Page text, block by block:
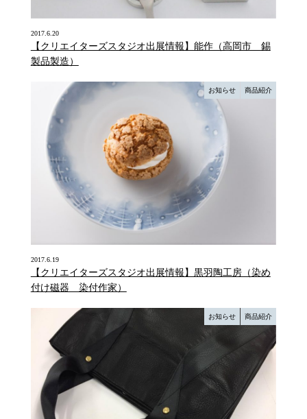
2017.6.20
【クリエイターズスタジオ出展情報】能作（高岡市 錫
製品製造）
お知らせ 商品紹介
2017.6.19
【クリエイターズスタジオ出展情報】黒羽陶工房（染め
付け磁器 染付作家）
お知らせ 商品紹介